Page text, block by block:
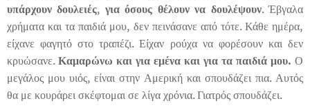
υπάρχουν δουλειές, για όσους θέλουν να δουλέψουν. Έβγαλα
χρήματα και τα παιδιά μου, δεν πεινάσανε από τότε. Κάθε ημέρα,
είχανε φαγητό στο τραπέζι. Είχαν ρούχα να φορέσουν και δεν
κρυώσανε.Καμαρώνω και για εμένα και για τα παιδιά μου. Ο
μεγάλος μου υιός, είναι στην Αμερική και σπουδάζει πια. Αυτός
θα με κουράρει σκέφτομαι σε λίγα χρόνια. Γιατρός σπουδάζει.